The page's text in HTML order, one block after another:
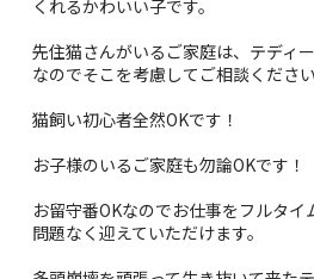
くれるかわいい子です。
先住猫さんがいるご家庭は、テディ
なのでそこを考慮してご相談ください
猫飼い初心者全然OKです！
お子様のいるご家庭も勿論OKです！
お留守番OKなのでお仕事をフルタイ
問題なく迎えていただけます。